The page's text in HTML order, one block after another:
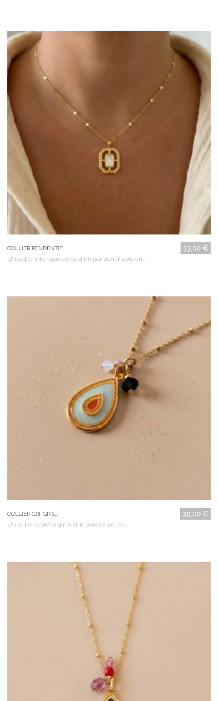
COLLIER PENDENTIF... 33,00 €
Un collier intemporel orné d'un pendentif style art...
COLLIER GRI-GRIS... 39,00 €
Un collier coloré original chic orné de perles...